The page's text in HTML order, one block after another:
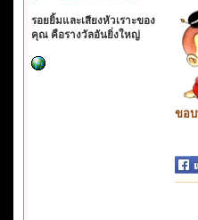
รอยยิ้มและเสียงหัวเราะของ
คุณ คือรางวัลอันยิ่งใหญ่
ขอ